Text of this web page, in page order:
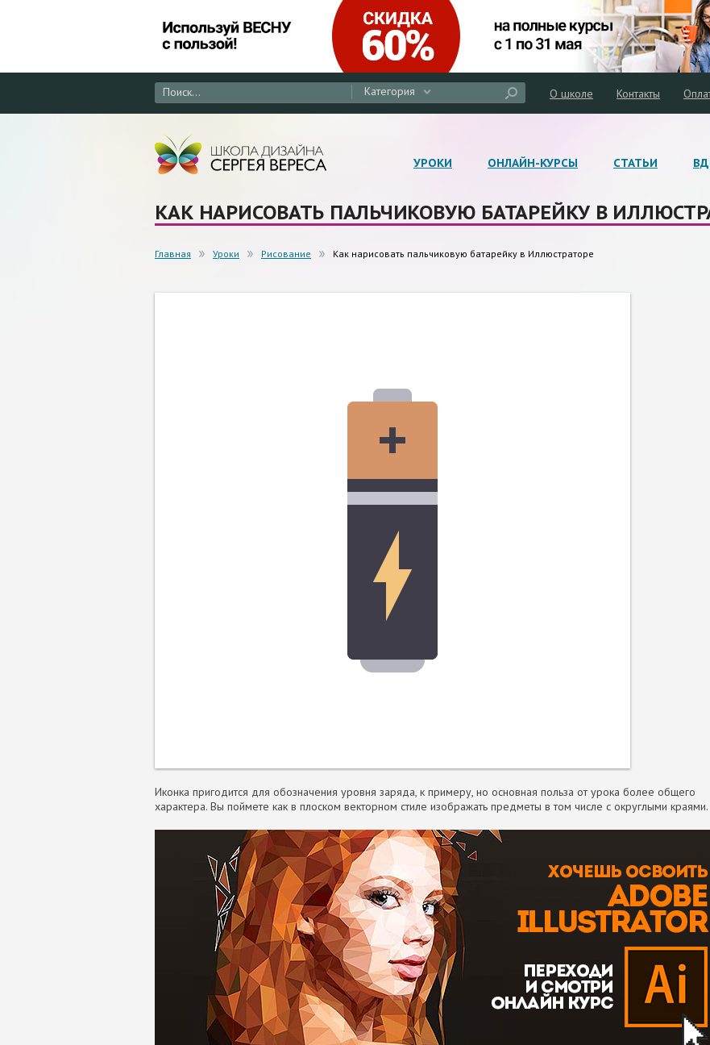
Категория О школе Контакты
УРОКИ ОНЛАЙН-КУРСЫ СТАТЬИ
КАК НАРИСОВАТЬ ПАЛЬЧИКОВУЮ БАТАРЕЙКУ В
Главная Уроки Рисование Как нарисовать пальчиковую батарейку в Иллюстраторе
Иконка пригодится для обозначения уровня заряда, к примеру, но основная польза от урока более общего
характера. Вы поймете как в плоском векторном стиле изображать предметы в том числе с округлыми краями.